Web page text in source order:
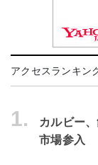
アクセスランキン
1.
カルビー
市場参入